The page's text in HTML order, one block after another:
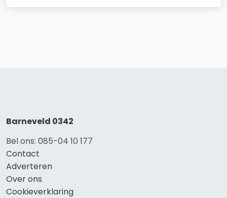
Barneveld 0342
Bel ons: 085-04 10 177
Contact
Adverteren
Over ons
Cookieverklaring